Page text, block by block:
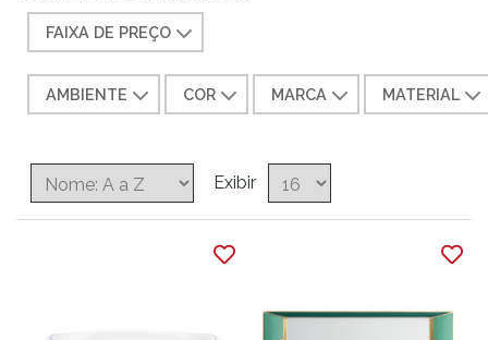
FAIXA DE PREÇO
AMBIENTE COR MARCA MATERIAL
Exibir